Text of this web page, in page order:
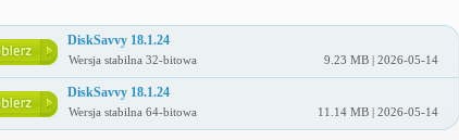
DiskSavvy 18.1.24
Wersja stabilna 32-bitowa 9.23 MB | 2026-05-14
DiskSavvy 18.1.24
Wersja stabilna 64-bitowa 11.14 MB | 2026-05-14